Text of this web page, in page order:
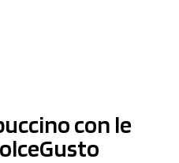
con le